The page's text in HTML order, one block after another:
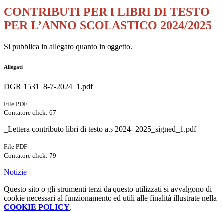
CONTRIBUTI PER I LIBRI DI TESTO
PER L’ANNO SCOLASTICO 2024/2025
Si pubblica in allegato quanto in oggetto.
Allegati
DGR 1531_8-7-2024_1.pdf
File PDF
Contatore click: 67
_Lettera contributo libri di testo a.s 2024- 2025_signed_1.pdf
File PDF
Contatore click: 79
Notizie
Questo sito o gli strumenti terzi da questo utilizzati si avvalgono di
cookie necessari al funzionamento ed utili alle finalità illustrate nella
COOKIE POLICY.